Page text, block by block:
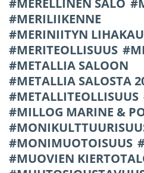
MERELLINEN SALO
MERILIIKENNE
MERINIITYN
MERITEOLLISUUS
METALLIA SALOON
METALLIA SALOSTA
METALLITEOLLISUUS
MILLOG MARINE &
MONIMUOTOISUUS
MUOVIEN